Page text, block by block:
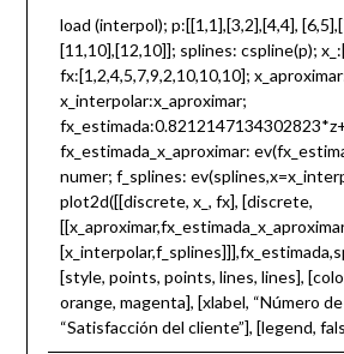
load (interpol); p:[[1,1],[3,2],[4,4],
[11,10],[12,10]]; splines: cspline(p);
fx:[1,2,4,5,7,9,2,10,10,10];
x_interpolar:x_aproximar;
fx_estimada_x_aproximar:
numer; f_splines:
plot2d([[discrete, x_, fx], [discrete,
[style, points, points, lines, lines],
orange, magenta], [xlabel, “Número
“Satisfacción del cliente”], [legend,